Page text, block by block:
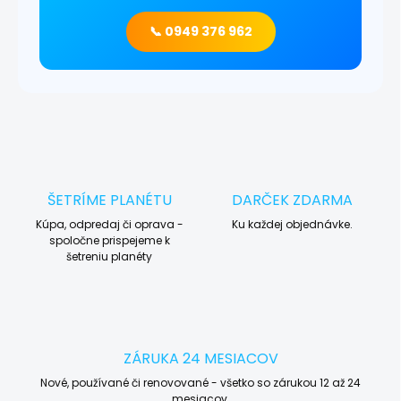
📞 0949 376 962
ŠETRÍME PLANÉTU
Kúpa, odpredaj či oprava -
spoločne prispejeme k
šetreniu planéty
DARČEK ZDARMA
Ku každej objednávke.
ZÁRUKA 24 MESIACOV
Nové, používané či renovované - všetko so zárukou 12 až 24